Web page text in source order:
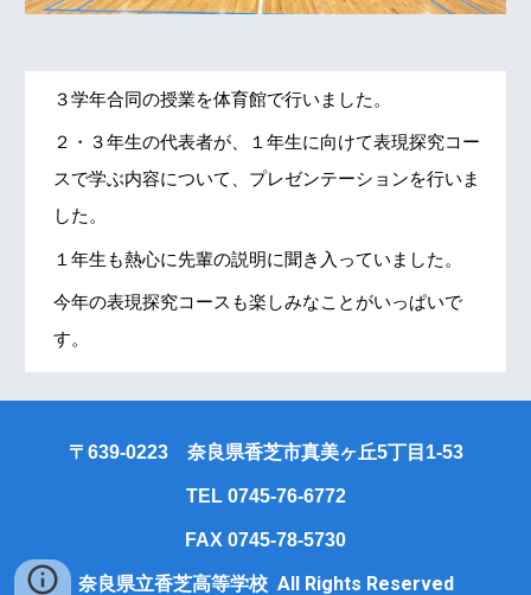
３学年合同の授業を体育館で行いました。
２・３年生の代表者が、１年生に向けて表現探究コー
スで学ぶ内容について、プレゼンテーションを行いま
した。
１年生も熱心に先輩の説明に聞き入っていました。
今年の表現探究コースも楽しみなことがいっぱいで
す。
〒639-0223 奈良県香芝市真美ヶ丘5丁目1-53
TEL 0745-76-6772
FAX 0745-78-5730
奈良県立香芝高等学校All Rights Reserved